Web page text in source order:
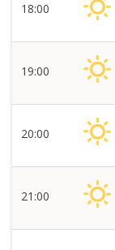
18:00
19:00
20:00
21:00